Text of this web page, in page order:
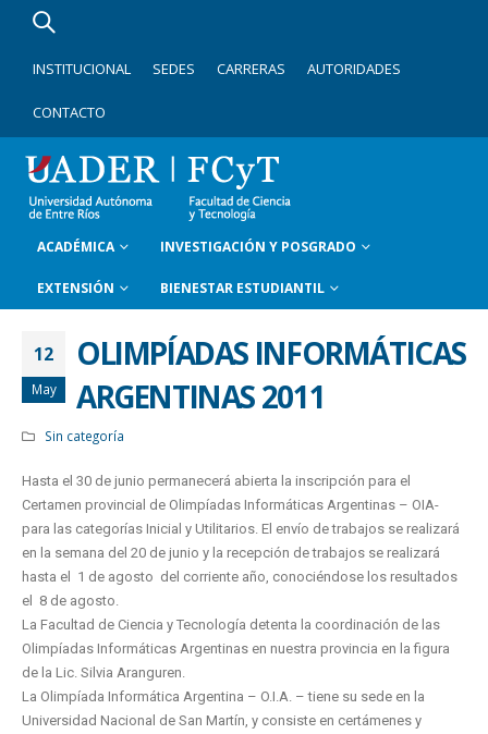
INSTITUCIONAL SEDES CARRERAS AUTORIDADES
CONTACTO
ACADÉMICA INVESTIGACIÓN Y POSGRADO
EXTENSIÓN BIENESTAR ESTUDIANTIL
12
May
OLIMPÍADAS INFORMÁTICAS
ARGENTINAS 2011
Sin categoría
Hasta el 30 de junio permanecerá abierta la inscripción para el
Certamen provincial de Olimpíadas Informáticas Argentinas – OIA-
para las categorías Inicial y Utilitarios. El envío de trabajos se realizará
en la semana del 20 de junio y la recepción de trabajos se realizará
hasta el 1 de agosto del corriente año, conociéndose los resultados
el 8 de agosto.
La Facultad de Ciencia y Tecnología detenta la coordinación de las
Olimpíadas Informáticas Argentinas en nuestra provincia en la figura
de la Lic. Silvia Aranguren.
La Olimpíada Informática Argentina – O.I.A. – tiene su sede en la
Universidad Nacional de San Martín, y consiste en certámenes y